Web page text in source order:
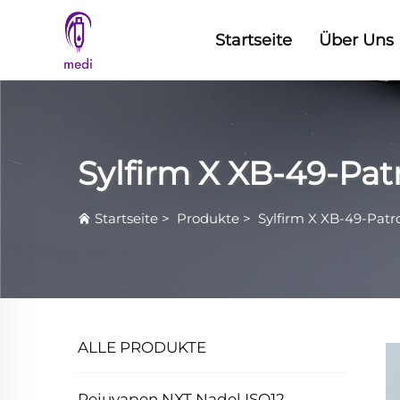
Startseite Über Uns
Sylfirm X XB-49-
Startseite > Produkte > Sylfirm X XB-49-
ALLE PRODUKTE